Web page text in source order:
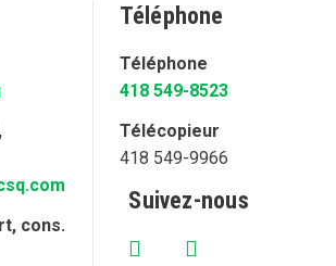
cons.
Téléphone
Téléphone
418 549-8523
Télécopieur
418 549-9966
Suivez-nous